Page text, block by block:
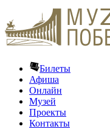
Билеты
Афиша
Онлайн
Музей
Проекты
Контакты